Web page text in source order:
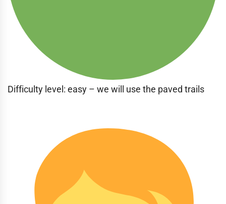
Difficulty level: easy – we will use the paved trails